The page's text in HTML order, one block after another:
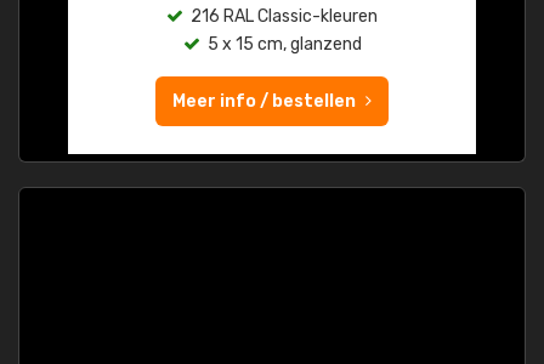
216 RAL Classic-kleuren
5 x 15 cm, glanzend
Meer info / bestellen